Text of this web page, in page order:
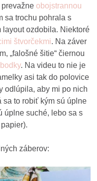
obojstrannou
sa trochu pohrala s
layout ozdobila. Niektoré
štvorčekmi. Na záver
„falošné šitie“ čiernou
. Na videu to nie je
asi tak do polovice
odlúpila, aby mi po nich
sa to robiť kým sú úplne
úplne suché, lebo sa s
záberov: